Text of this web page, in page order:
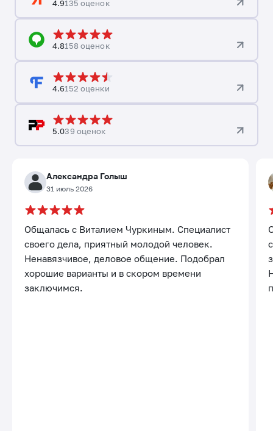
4.9135 оценок
4.8158 оценок
4.6152 оценки
5.039 оценок
Александра Голыш
31 июль 2026
Общалась с Виталием Чуркиным. Специалист
своего дела, приятный молодой человек.
Ненавязчивое, деловое общение. Подобрал
хорошие варианты и в скором времени
заключимся.